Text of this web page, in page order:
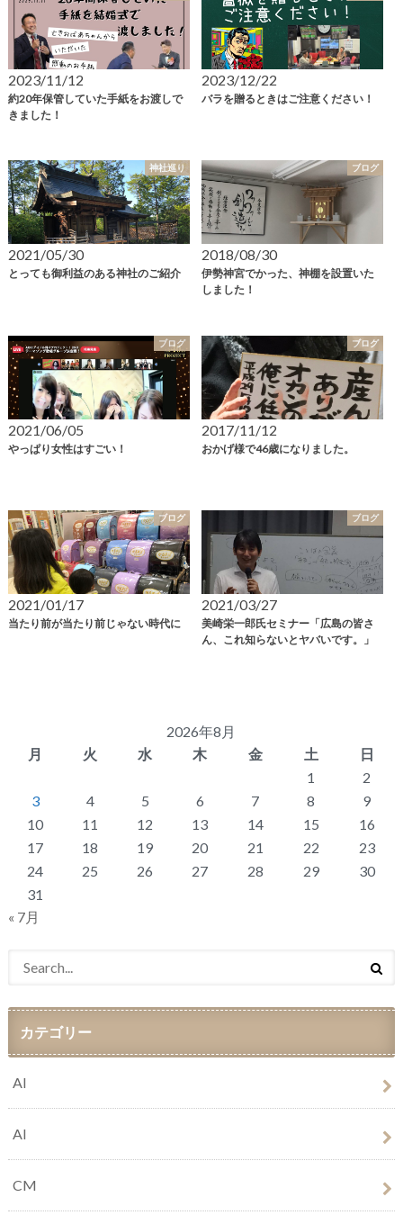
2023/11/12
約20年保管していた手紙をお渡しで
きました！
2023/12/22
バラを贈るときはご注意ください！
神社巡り
2021/05/30
とっても御利益のある神社のご紹介
ブログ
2018/08/30
伊勢神宮でかった、神棚を設置いた
しました！
ブログ
2021/06/05
やっぱり女性はすごい！
ブログ
2017/11/12
おかげ様で46歳になりました。
ブログ
2021/01/17
当たり前が当たり前じゃない時代に
ブログ
2021/03/27
美崎栄一郎氏セミナー「広島の皆さ
ん、これ知らないとヤバいです。」
2026年8月
月
火 水 木 金 土
日
1
2
3
4 5 6 7 8
9
10
11 12 13 14 15
16
17
18 19 20 21 22
23
24
25 26 27 28 29
30
31
« 7月
カテゴリー
AI
AI
CM